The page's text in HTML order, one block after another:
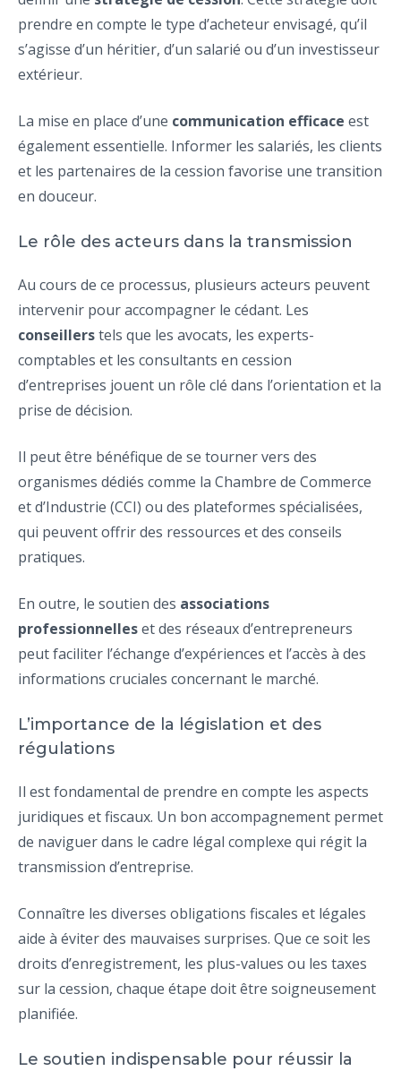
prendre en compte le type d’acheteur envisagé, qu’il
s’agisse d’un héritier, d’un salarié ou d’un investisseur
extérieur.
La mise en place d’une communication efficace est
également essentielle. Informer les salariés, les clients
et les partenaires de la cession favorise une transition
en douceur.
Le rôle des acteurs dans la transmission
Au cours de ce processus, plusieurs acteurs peuvent
intervenir pour accompagner le cédant. Les
conseillerstels que les avocats, les experts-
comptables et les consultants en cession
d’entreprises jouent un rôle clé dans l’orientation et la
prise de décision.
Il peut être bénéfique de se tourner vers des
organismes dédiés comme la Chambre de Commerce
et d’Industrie (CCI) ou des plateformes spécialisées,
qui peuvent offrir des ressources et des conseils
pratiques.
En outre, le soutien des associations
professionnelleset des réseaux d’entrepreneurs
peut faciliter l’échange d’expériences et l’accès à des
informations cruciales concernant le marché.
L’importance de la législation et des
régulations
Il est fondamental de prendre en compte les aspects
juridiques et fiscaux. Un bon accompagnement permet
de naviguer dans le cadre légal complexe qui régit la
transmission d’entreprise.
Connaître les diverses obligations fiscales et légales
aide à éviter des mauvaises surprises. Que ce soit les
droits d’enregistrement, les plus-values ou les taxes
sur la cession, chaque étape doit être soigneusement
planifiée.
Le soutien indispensable pour réussir la